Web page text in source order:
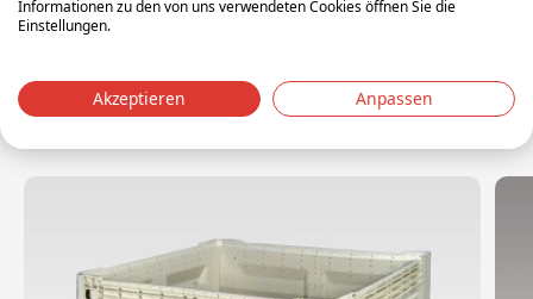
Material: HDPE
Gewicht: 45 kg
Relatierte Artikel
Informationen zu den von uns verwendeten Cookies öffnen Sie die
Einstellungen.
Akzeptieren Anpassen